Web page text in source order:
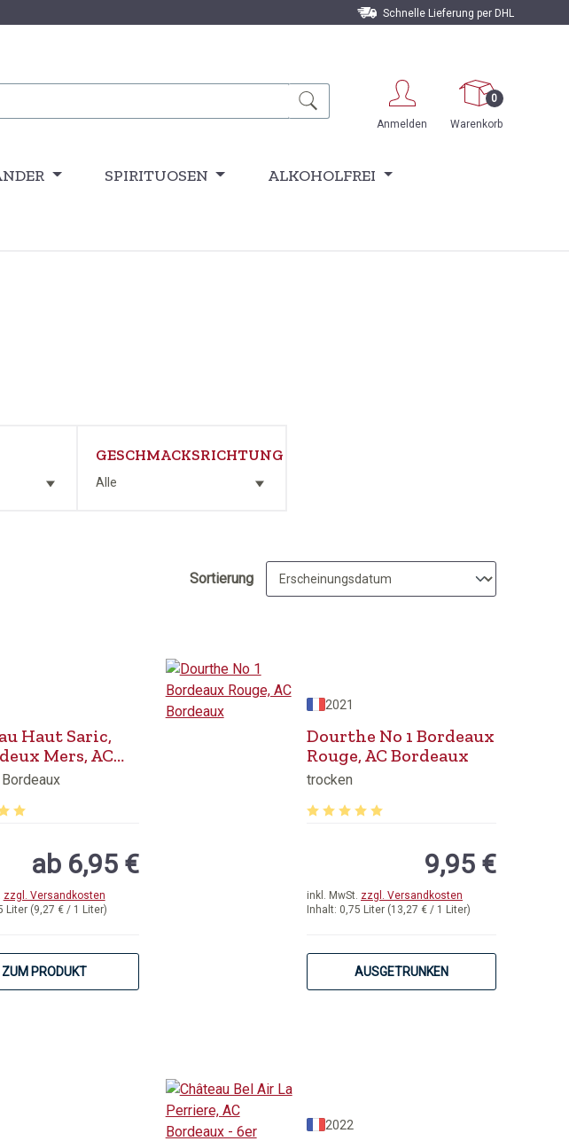
Schnelle Lieferung per DHL
Anmelden
0
Warenkorb
SPIRITUOSEN ALKOHOLFREI
GESCHMACKSRICHTUNG
Alle
Sortierung
Haut Saric,
Mers, AC
Mers
Liter (9,27 € / 1 Liter)
zzgl. Versandkosten
ab 6,95 €
ZUM PRODUKT
2021
Dourthe No 1 Bordeaux
Rouge, AC Bordeaux
trocken
Inhalt: 0,75 Liter (13,27 € / 1 Liter)
inkl. MwSt. zzgl. Versandkosten
9,95 €
AUSGETRUNKEN
2022